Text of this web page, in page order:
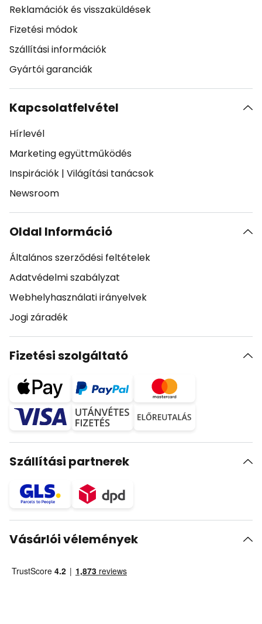
Reklamációk és visszaküldések
Fizetési módok
Szállítási információk
Gyártói garanciák
Kapcsolatfelvétel
Hírlevél
Marketing együttműködés
Inspirációk | Világítási tanácsok
Newsroom
Oldal Információ
Általános szerződési feltételek
Adatvédelmi szabályzat
Webhelyhasználati irányelvek
Jogi záradék
Fizetési szolgáltató
Szállítási partnerek
Vásárlói vélemények